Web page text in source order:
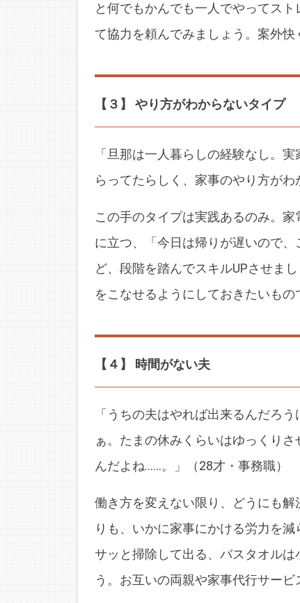
と何でもかんでも一人でやってス
て協力を頼んでみましょう。案外快
【３】 やり方がわからないタイプ
「旦那は一人暮らしの経験なし。
らってたらしく、家事のやり方がわ
この手のタイプは実践あるのみ。
に立つ、「今日は帰りが遅いので
ど、段階を踏んでスキルUPさせま
をこなせるようにしておきたいもの
【４】 時間がない夫
「うちの夫はやれば出来るんだろ
ぁ。たまの休みくらいはゆっくり
んだよね……。」（28才・事務職）
働き方を変えない限り、どうにも
りも、いかに家事にかける労力を
サッと掃除して出る、バスタオル
う。お互いの両親や家事代行サービ